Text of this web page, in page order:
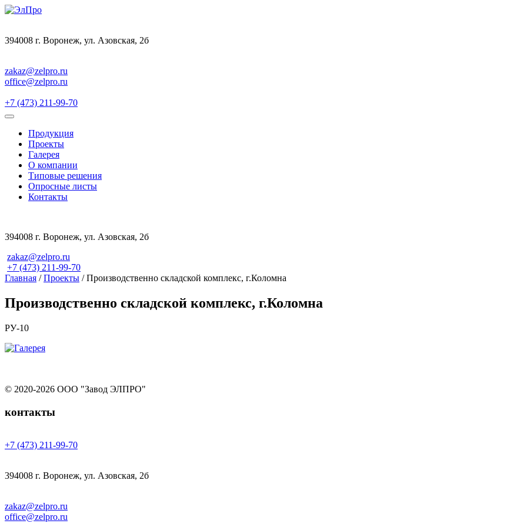
394008 г. Воронеж, ул. Азовская, 2б
zakaz@zelpro.ru
office@zelpro.ru
+7 (473) 211-99-70
Продукция
Проекты
Галерея
О компании
Типовые решения
Опросные листы
Контакты
394008 г. Воронеж, ул. Азовская, 2б
zakaz@zelpro.ru
+7 (473) 211-99-70
Главная /Проекты /Производственно складской комплекс, г.Коломна
Производственно складской комплекс, г.Коломна
РУ-10
© 2020-2026 ООО "Завод ЭЛПРО"
контакты
+7 (473) 211-99-70
394008 г. Воронеж, ул. Азовская, 2б
zakaz@zelpro.ru
office@zelpro.ru